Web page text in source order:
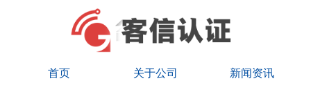
首页 关于公司 新闻资讯